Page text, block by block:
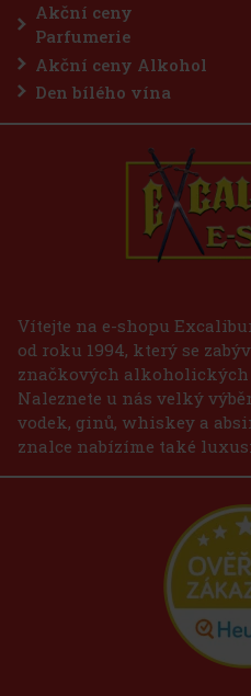
Akční ceny
Parfumerie
Akční ceny Alkohol
Den bílého vína
Vítejte na e-shopu
od roku 1994, který se
značkových alkoholických
Naleznete u nás velký
vodek, ginů, whiskey a
znalce nabízíme také